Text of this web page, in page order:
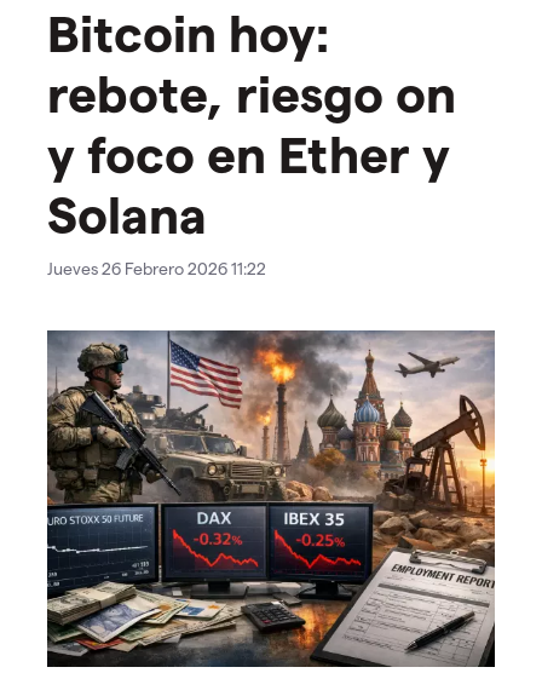
Bitcoin hoy:
rebote, riesgo on
y foco en Ether y
Solana
Jueves 26 Febrero 2026 11:22